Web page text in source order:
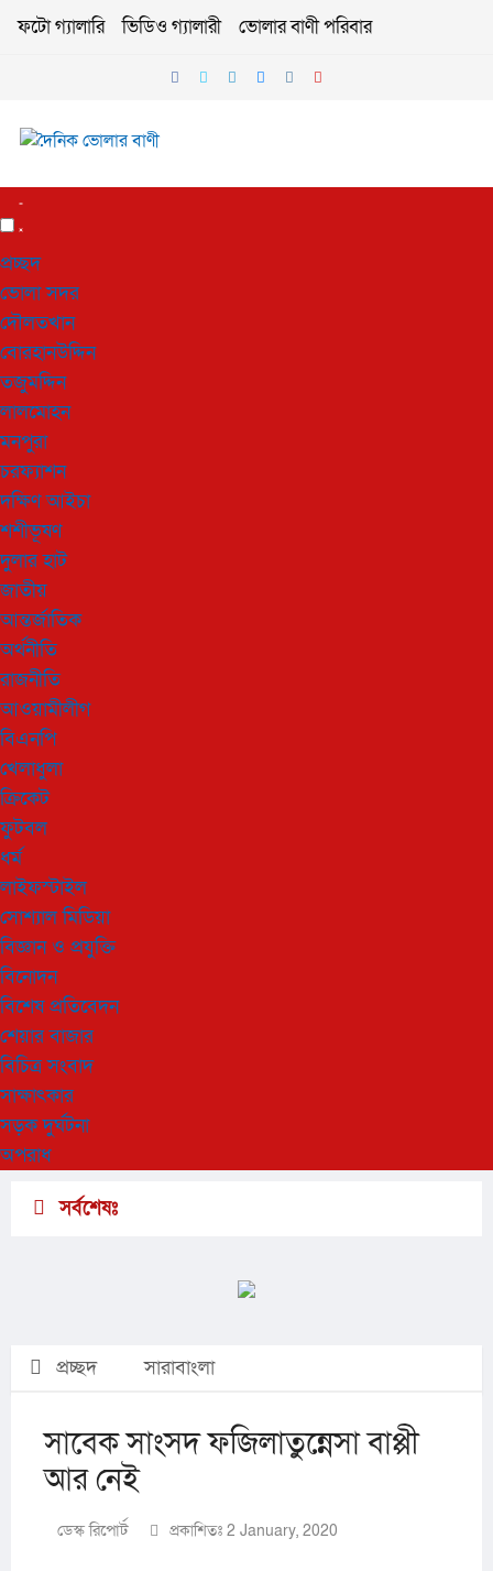
ফটো গ্যালারি ভিডিও গ্যালারী ভোলার বাণী পরিবার
প্রচ্ছদ
ভোলা সদর
দৌলতখান
বোরহানউদ্দিন
তজুমদ্দিন
লালমোহন
মনপুরা
চরফ্যাশন
দক্ষিণ আইচা
শশীভূষণ
দুলার হাট
জাতীয়
আন্তর্জাতিক
অর্থনীতি
রাজনীতি
আওয়ামীলীগ
বিএনপি
খেলাধুলা
ক্রিকেট
ফুটবল
ধর্ম
লাইফস্টাইল
সোশ্যাল মিডিয়া
বিজ্ঞান ও প্রযুক্তি
বিনোদন
বিশেষ প্রতিবেদন
শেয়ার বাজার
বিচিত্র সংবাদ
সাক্ষাৎকার
সড়ক দুর্ঘটনা
অপরাধ
সর্বশেষঃ
প্রচ্ছদ সারাবাংলা
সাবেক সাংসদ ফজিলাতুন্নেসা বাপ্পী
আর নেই
ডেস্ক রিপোর্ট প্রকাশিতঃ 2 January, 2020